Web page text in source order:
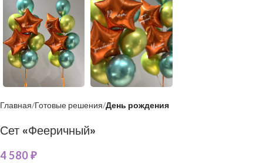
Главная Готовые решения День рождения
Сет «Фееричный»
4 580₽